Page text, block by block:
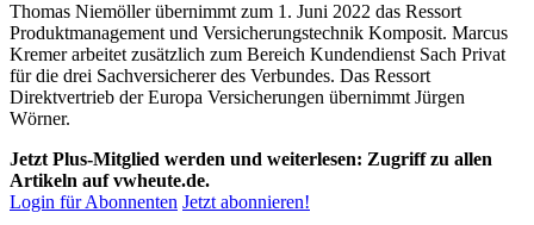
Thomas Niemöller übernimmt zum 1. Juni 2022 das Ressort
Produktmanagement und Versicherungstechnik Komposit. Marcus
Kremer arbeitet zusätzlich zum Bereich Kundendienst Sach Privat
für die drei Sachversicherer des Verbundes. Das Ressort
Direktvertrieb der Europa Versicherungen übernimmt Jürgen
Wörner.
Jetzt Plus-Mitglied werden und weiterlesen: Zugriff zu allen
Artikeln auf vwheute.de.
Login für Abonnenten Jetzt abonnieren!